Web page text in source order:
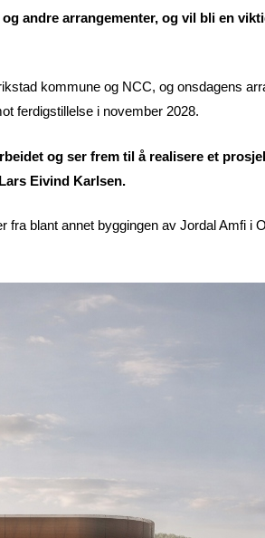
andre arrangementer, og vil bli en
kommune og NCC, og onsdagens
ferdigstillelse i november 2028.
og ser frem til å realisere et
Eivind Karlsen.
fra blant annet byggingen av Jordal Amfi i